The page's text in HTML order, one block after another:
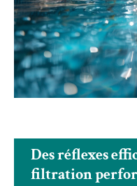
Des réflexes
filtration